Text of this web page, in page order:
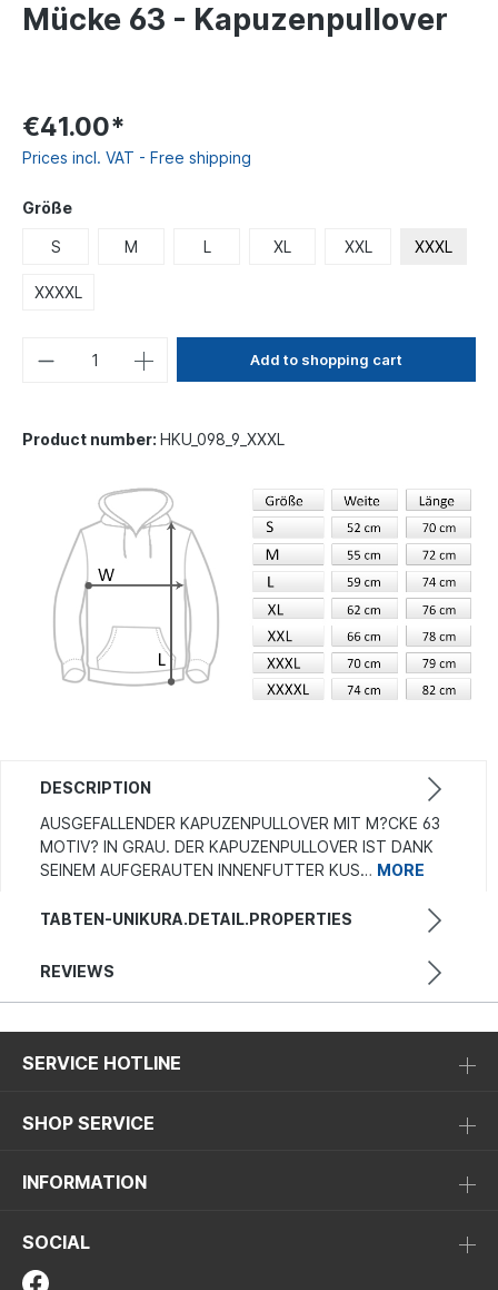
Mücke 63 - Kapuzenpullover
€41.00*
Prices incl. VAT - Free shipping
Größe
S M L XL XXL XXXL
XXXXL
Add to shopping cart
Product number: HKU_098_9_XXXL
DESCRIPTION
AUSGEFALLENDER KAPUZENPULLOVER MIT M?CKE 63
MOTIV? IN GRAU. DER KAPUZENPULLOVER IST DANK
SEINEM AUFGERAUTEN INNENFUTTER KUS… MORE
TABTEN-UNIKURA.DETAIL.PROPERTIES
REVIEWS
SERVICE HOTLINE
SHOP SERVICE
INFORMATION
SOCIAL